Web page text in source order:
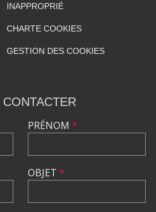
INAPPROPRIÉ
CHARTE COOKIES
GESTION DES COOKIES
PRÉNOM *
OBJET *